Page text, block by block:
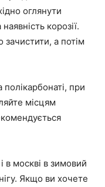
оглянути
корозії.
зачистити, а потім
при
місцям
в москві в зимовий
Якщо ви хочете